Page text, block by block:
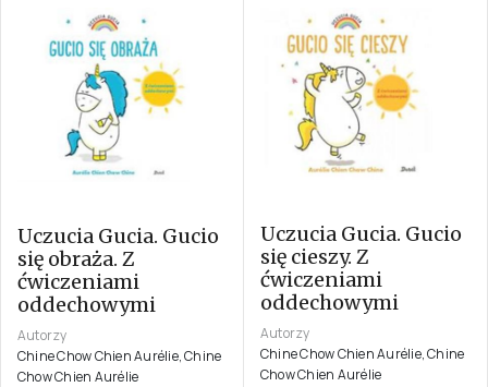
Uczucia Gucia. Gucio
się obraża. Z
ćwiczeniami
oddechowymi
Autorzy
Chine Chow Chien Aurélie, Chine
Chow Chien Aurélie
Uczucia Gucia. Gucio
się cieszy. Z
ćwiczeniami
oddechowymi
Autorzy
Chine Chow Chien Aurélie, Chine
Chow Chien Aurélie